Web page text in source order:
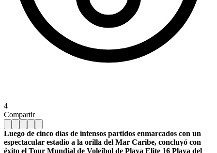
4
Compartir
Luego de cinco días de intensos partidos enmarcados con un
espectacular estadio a la orilla del Mar Caribe, concluyó con
éxito el Tour Mundial de Voleibol de Playa Elite 16 Playa del